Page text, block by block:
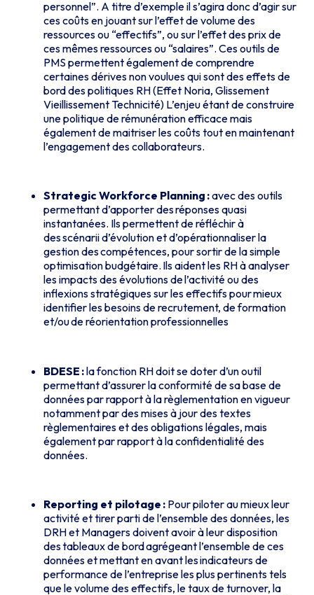
personnel”. A titre d’exemple il s’agira donc d’agir sur
ces coûts en jouant sur l’effet de volume des
ressources ou “effectifs”, ou sur l’effet des prix de
ces mêmes ressources ou “salaires”. Ces outils de
PMS permettent également de comprendre
certaines dérives non voulues qui sont des effets de
bord des politiques RH (Effet Noria, Glissement
Vieillissement Technicité) L’enjeu étant de construire
une politique de rémunération efficace mais
également de maitriser les coûts tout en maintenant
l’engagement des collaborateurs.
Strategic Workforce Planning :avec des outils
permettant d’apporter des réponses quasi
instantanées. Ils permettent de réfléchir à
des scénarii d’évolution et d’opérationnaliser la
gestion des compétences, pour sortir de la simple
optimisation budgétaire. Ils aident les RH à analyser
les impacts des évolutions de l’activité ou des
inflexions stratégiques sur les effectifs pour mieux
identifier les besoins de recrutement, de formation
et/ou de réorientation professionnelles
BDESE :la fonction RH doit se doter d’un outil
permettant d’assurer la conformité de sa base de
données par rapport à la règlementation en vigueur
notamment par des mises à jour des textes
règlementaires et des obligations légales, mais
également par rapport à la confidentialité des
données.
Reporting et pilotage : Pour piloter au mieux leur
activité et tirer parti de l’ensemble des données, les
DRH et Managers doivent avoir à leur disposition
des tableaux de bord agrégeant l’ensemble de ces
données et mettant en avant les indicateurs de
performance de l’entreprise les plus pertinents tels
que le volume des effectifs, le taux de turnover, la